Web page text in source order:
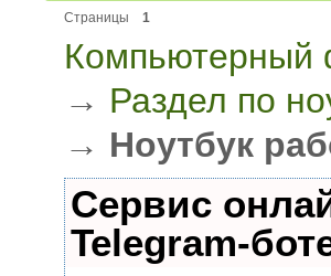
Страницы 1
Компьютерный
→ Раздел по
→ Ноутбук
Сервис
Telegram-